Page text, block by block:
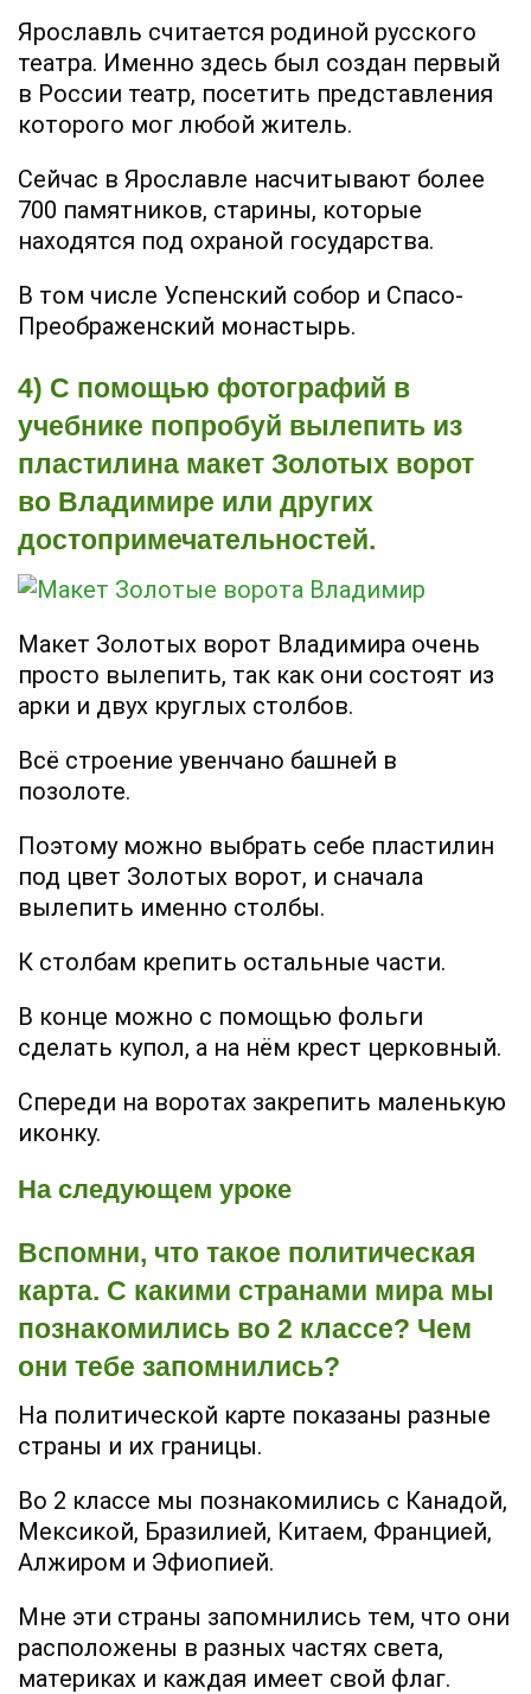
Ярославль считается родиной русского
театра. Именно здесь был создан первый
в России театр, посетить представления
которого мог любой житель.
Сейчас в Ярославле насчитывают более
700 памятников, старины, которые
находятся под охраной государства.
В том числе Успенский собор и Спасо-
Преображенский монастырь.
4) С помощью фотографий в
учебнике попробуй вылепить из
пластилина макет Золотых ворот
во Владимире или других
достопримечательностей.
Макет Золотых ворот Владимира очень
просто вылепить, так как они состоят из
арки и двух круглых столбов.
Всё строение увенчано башней в
позолоте.
Поэтому можно выбрать себе пластилин
под цвет Золотых ворот, и сначала
вылепить именно столбы.
К столбам крепить остальные части.
В конце можно с помощью фольги
сделать купол, а на нём крест церковный.
Спереди на воротах закрепить маленькую
иконку.
На следующем уроке
Вспомни, что такое политическая
карта. С какими странами мира мы
познакомились во 2 классе? Чем
они тебе запомнились?
На политической карте показаны разные
страны и их границы.
Во 2 классе мы познакомились с Канадой,
Мексикой, Бразилией, Китаем, Францией,
Алжиром и Эфиопией.
Мне эти страны запомнились тем, что они
расположены в разных частях света,
материках и каждая имеет свой флаг.